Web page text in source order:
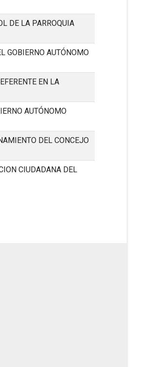
DE LA PARROQUIA
GOBIERNO AUTÓNOMO
EN LA
AUTÓNOMO
DEL CONCEJO
CIUDADANA DEL